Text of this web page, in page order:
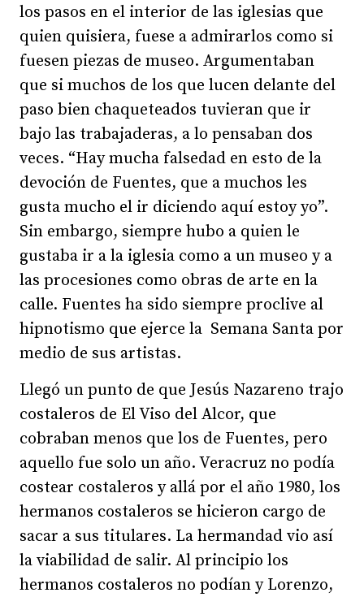
los pasos en el interior de las iglesias que
quien quisiera, fuese a admirarlos como si
fuesen piezas de museo. Argumentaban
que si muchos de los que lucen delante del
paso bien chaqueteados tuvieran que ir
bajo las trabajaderas, a lo pensaban dos
veces. “Hay mucha falsedad en esto de la
devoción de Fuentes, que a muchos les
gusta mucho el ir diciendo aquí estoy yo”.
Sin embargo, siempre hubo a quien le
gustaba ir a la iglesia como a un museo y a
las procesiones como obras de arte en la
calle. Fuentes ha sido siempre proclive al
hipnotismo que ejerce la Semana Santa por
medio de sus artistas.
Llegó un punto de que Jesús Nazareno trajo
costaleros de El Viso del Alcor, que
cobraban menos que los de Fuentes, pero
aquello fue solo un año. Veracruz no podía
costear costaleros y allá por el año 1980, los
hermanos costaleros se hicieron cargo de
sacar a sus titulares. La hermandad vio así
la viabilidad de salir. Al principio los
hermanos costaleros no podían y Lorenzo,